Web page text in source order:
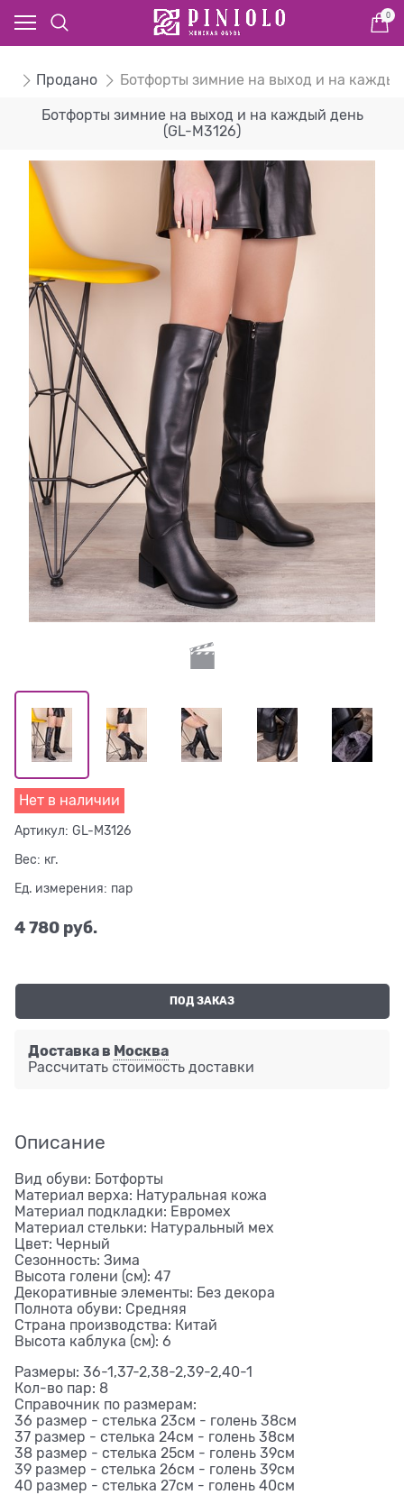
0
Продано Ботфорты зимние на выход и на
Ботфорты зимние на выход и на каждый день
(GL-M3126)
Нет в наличии
Артикул: GL-M3126
Вес: кг.
Ед. измерения: пар
4 780 руб.
ПОД ЗАКАЗ
Доставка в Москва
Рассчитать стоимость доставки
Описание
Вид обуви: Ботфорты
Материал верха: Натуральная кожа
Материал подкладки: Евромех
Материал стельки: Натуральный мех
Цвет: Черный
Сезонность: Зима
Высота голени (см): 47
Декоративные элементы: Без декора
Полнота обуви: Средняя
Страна производства: Китай
Высота каблука (см): 6
Размеры: 36-1,37-2,38-2,39-2,40-1
Кол-во пар: 8
Справочник по размерам:
36 размер - стелька 23см - голень 38см
37 размер - стелька 24см - голень 38см
38 размер - стелька 25см - голень 39см
39 размер - стелька 26см - голень 39см
40 размер - стелька 27см - голень 40см